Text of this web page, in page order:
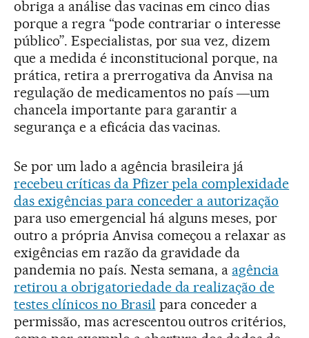
obriga a análise das vacinas em cinco dias
porque a regra “pode contrariar o interesse
público”. Especialistas, por sua vez, dizem
que a medida é inconstitucional porque, na
prática, retira a prerrogativa da Anvisa na
regulação de medicamentos no país ―um
chancela importante para garantir a
segurança e a eficácia das vacinas.
Se por um lado a agência brasileira já
recebeu críticas da Pfizer pela complexidade
das exigências para conceder a autorização
para uso emergencial há alguns meses, por
outro a própria Anvisa começou a relaxar as
exigências em razão da gravidade da
pandemia no país. Nesta semana, a agência
retirou a obrigatoriedade da realização de
testes clínicos no Brasil para conceder a
permissão, mas acrescentou outros critérios,